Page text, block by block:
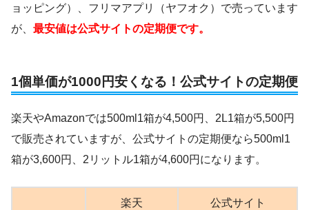
ョッピング）、フリマアプリ（ヤフオク）で売っています
が、 最安値は公式サイトの定期便です。
1個単価が1000円安くなる！公式サイトの定期便
楽天やAmazonでは500ml1箱が4,500円、2L1箱が5,500円
で販売されていますが、公式サイトの定期便なら500ml1
箱が3,600円、2リットル1箱が4,600円になります。
楽天
公式サイト